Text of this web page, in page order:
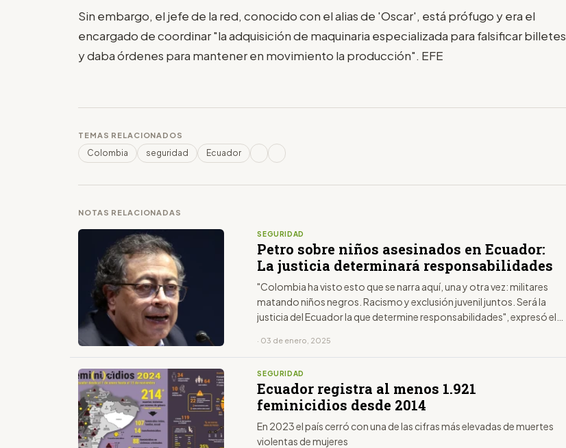
Sin embargo, el jefe de la red, conocido con el alias de 'Oscar', está prófugo y era el
encargado de coordinar "la adquisición de maquinaria especializada para falsificar billetes
y daba órdenes para mantener en movimiento la producción". EFE
TEMAS RELACIONADOS
Colombia seguridad Ecuador
NOTAS RELACIONADAS
SEGURIDAD
Petro sobre niños asesinados en Ecuador:
La justicia determinará responsabilidades
"Colombia ha visto esto que se narra aquí, una y otra vez: militares
matando niños negros. Racismo y exclusión juvenil juntos. Será la
justicia del Ecuador la que determine responsabilidades", expresó el
· 03 de enero, 2025
SEGURIDAD
Ecuador registra al menos 1.921
feminicidios desde 2014
En 2023 el país cerró con una de las cifras más elevadas de muertes
violentas de mujeres